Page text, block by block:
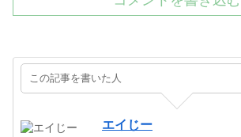
この記事を書いた人
エイじー